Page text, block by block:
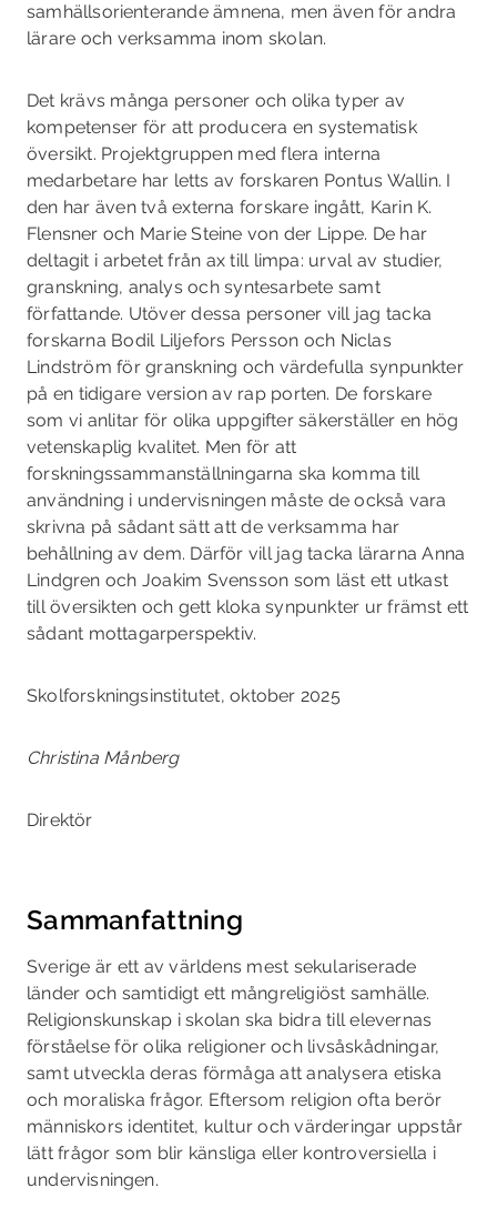
samhällsorienterande ämnena, men även för andra
lärare och verksamma inom skolan.
Det krävs många personer och olika typer av
kompetenser för att producera en systematisk
översikt. Projektgruppen med flera interna
medarbetare har letts av forskaren Pontus Wallin. I
den har även två externa forskare ingått, Karin K.
Flensner och Marie Steine von der Lippe. De har
deltagit i arbetet från ax till limpa: urval av studier,
granskning, analys och syntesar­bete samt
författande. Utöver dessa personer vill jag tacka
forskarna Bodil Liljefors Persson och Niclas
Lindström för granskning och värdefulla synpunkter
på en tidigare version av rap­ porten. De forskare
som vi anlitar för olika uppgifter säkerställer en hög
vetenskaplig kvalitet. Men för att
forskningssammanställningarna ska komma till
användning i undervisningen måste de också vara
skrivna på sådant sätt att de verksamma har
behållning av dem. Därför vill jag tacka lärarna Anna
Lindgren och Joakim Svensson som läst ett utkast
till översikten och gett kloka synpunkter ur främst ett
sådant mottagarperspektiv.
Skolforskningsinstitutet, oktober 2025
Christina Månberg
Direktör
Sammanfattning
Sverige är ett av världens mest sekulariserade
länder och samtidigt ett mångreligiöst samhälle.
Religionskunskap i skolan ska bidra till elevernas
förståelse för olika religioner och livsåskåd­ningar,
samt utveckla deras förmåga att analysera etiska
och moraliska frågor. Eftersom religion ofta berör
människors identitet, kultur och värderingar uppstår
lätt frågor som blir känsliga eller kontroversiella i
undervisningen.